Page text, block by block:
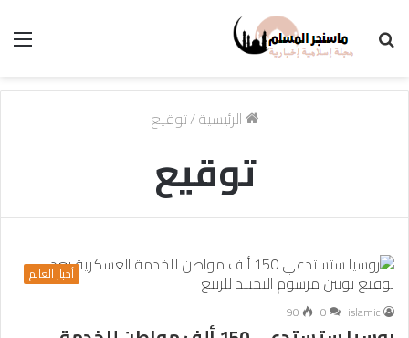
الرئيسية/توقيع
توقيع
أخبار العالم
islamic
0
90